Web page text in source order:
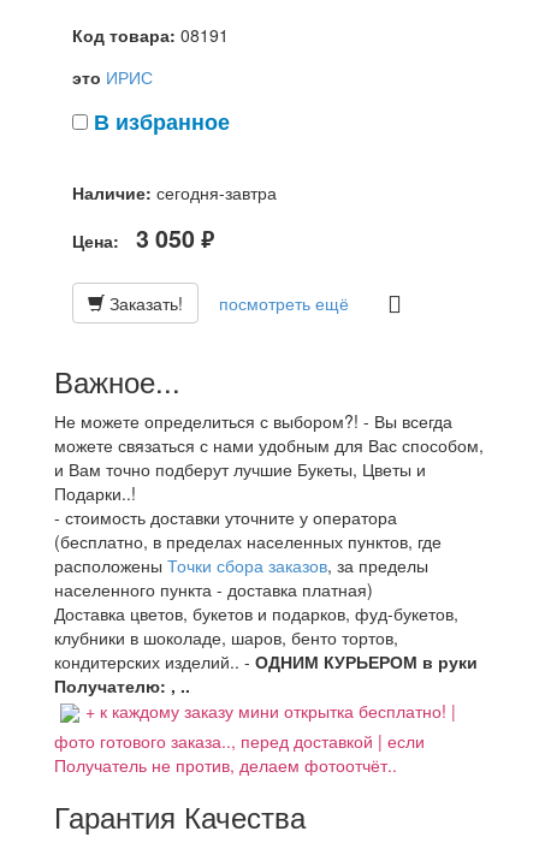
Код товара: 08191
это ИРИС
В избранное
Наличие: сегодня-завтра
Цена:
3 050 руб.
Заказать! посмотреть ещё
Важное...
Не можете определиться с выбором?! - Вы всегда
можете связаться с нами удобным для Вас способом,
и Вам точно подберут лучшие Букеты, Цветы и
Подарки..!
- стоимость доставки уточните у оператора
(бесплатно, в пределах населенных пунктов, где
расположены Точки сбора заказов, за пределы
населенного пункта - доставка платная)
Доставка цветов, букетов и подарков, фуд-букетов,
клубники в шоколаде, шаров, бенто тортов,
кондитерских изделий.. - ОДНИМ КУРЬЕРОМ в руки
Получателю: , ..
+ к каждому заказу мини открытка бесплатно! |
фото готового заказа.., перед доставкой | если
Получатель не против, делаем фотоотчёт..
Гарантия Качества